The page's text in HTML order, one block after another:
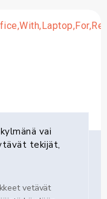
vai
tekijät,
vetävät